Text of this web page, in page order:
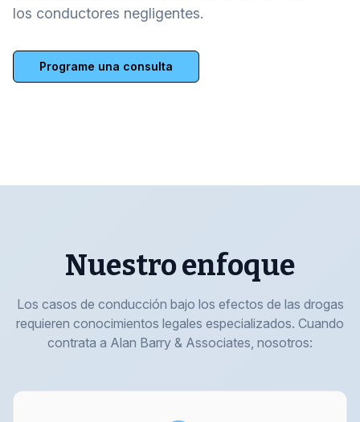
los conductores negligentes.
Programe una consulta
Nuestro enfoque
Los casos de conducción bajo los efectos de las drogas
requieren conocimientos legales especializados. Cuando
contrata a Alan Barry & Associates, nosotros: